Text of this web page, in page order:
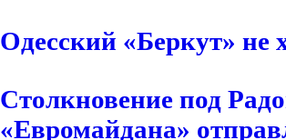
Одесский «Беркут» не